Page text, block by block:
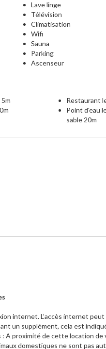
Lave linge
Télévision
Climatisation
Wifi
Sauna
Parking
Ascenseur
Restaurant
Point d'eau
sable 20m
internet. L’accès internet
un supplément, cela est
: A proximité de cette location
domestiques ne sont pas